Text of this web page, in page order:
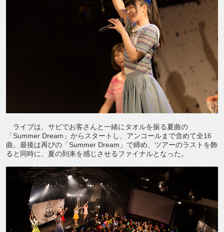
ライブは、サビでお客さんと一緒にタオルを振る夏曲の
「Summer Dream」からスタートし、アンコールまで含めて全16
曲。最後は再びの「Summer Dream」で締め、ツアーのラストを飾
ると同時に、夏の到来を感じさせるファイナルとなった。